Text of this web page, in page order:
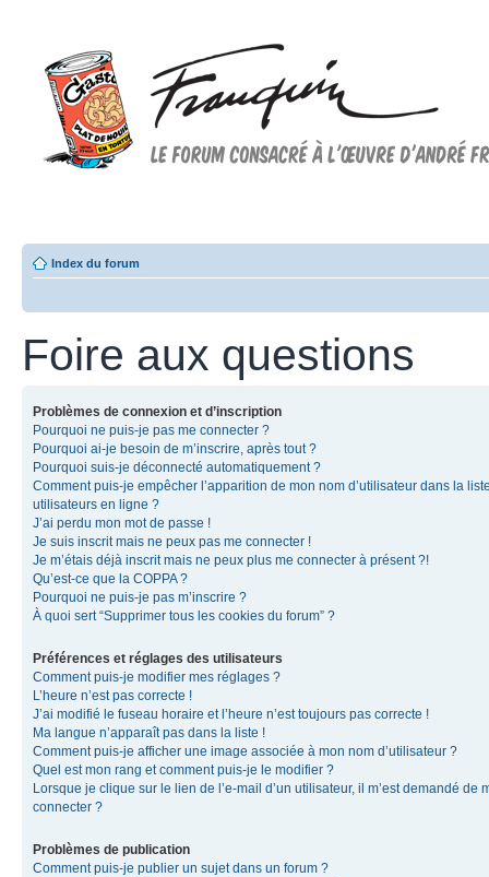
Index du forum
Foire aux questions
Problèmes de connexion et d’inscription
Pourquoi ne puis-je pas me connecter ?
Pourquoi ai-je besoin de m’inscrire, après tout ?
Pourquoi suis-je déconnecté automatiquement ?
Comment puis-je empêcher l’apparition de mon nom d’utilisateur dans la
utilisateurs en ligne ?
J’ai perdu mon mot de passe !
Je suis inscrit mais ne peux pas me connecter !
Je m’étais déjà inscrit mais ne peux plus me connecter à présent ?!
Qu’est-ce que la COPPA ?
Pourquoi ne puis-je pas m’inscrire ?
À quoi sert “Supprimer tous les cookies du forum” ?
Préférences et réglages des utilisateurs
Comment puis-je modifier mes réglages ?
L’heure n’est pas correcte !
J’ai modifié le fuseau horaire et l’heure n’est toujours pas correcte !
Ma langue n’apparaît pas dans la liste !
Comment puis-je afficher une image associée à mon nom d’utilisateur ?
Quel est mon rang et comment puis-je le modifier ?
Lorsque je clique sur le lien de l’e-mail d’un utilisateur, il m’est demandé de
connecter ?
Problèmes de publication
Comment puis-je publier un sujet dans un forum ?